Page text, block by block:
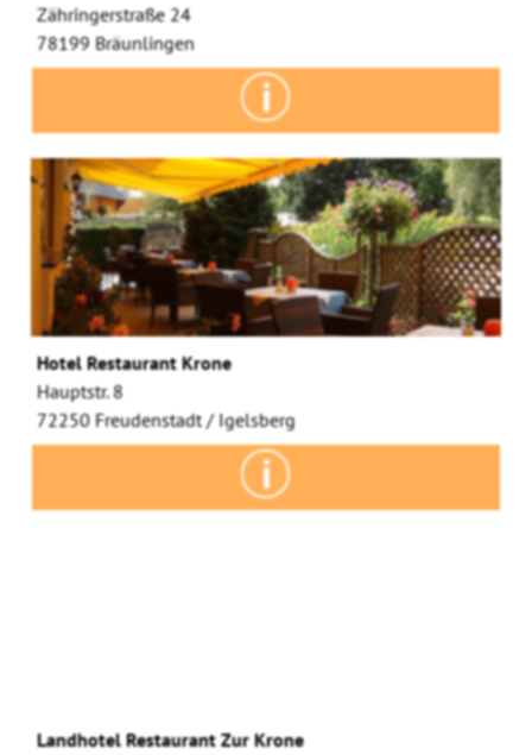
Zähringerstraße 24
78199 Bräunlingen
Hotel Restaurant Krone
Hauptstr. 8
72250 Freudenstadt / Igelsberg
Landhotel Restaurant Zur Krone